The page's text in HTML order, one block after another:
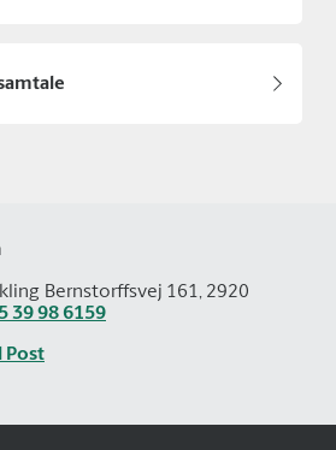
Bernstorffsvej 161, 2920
39 98 6159
Post